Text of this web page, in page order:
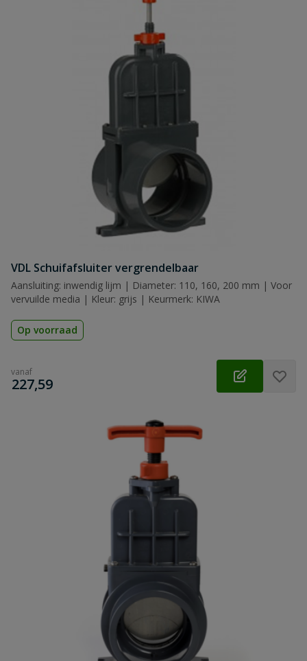
VDL Schuifafsluiter vergrendelbaar
Aansluiting: inwendig lijm | Diameter: 110, 160, 200 mm | Voor
vervuilde media | Kleur: grijs | Keurmerk: KIWA
Op voorraad
vanaf
€
227,59